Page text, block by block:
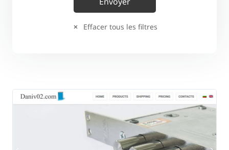
Effacer tous les filtres